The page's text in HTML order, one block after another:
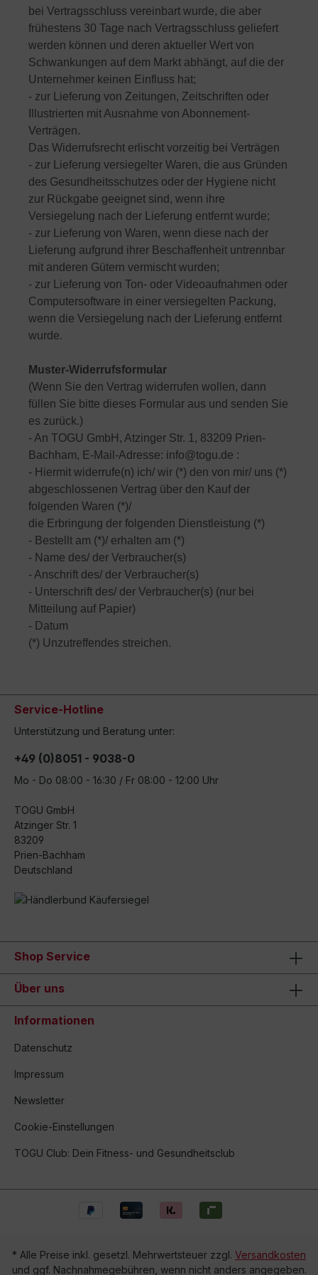
bei Vertragsschluss vereinbart wurde, die aber
frühestens 30 Tage nach Vertragsschluss geliefert
werden können und deren aktueller Wert von
Schwankungen auf dem Markt abhängt, auf die der
Unternehmer keinen Einfluss hat;
- zur Lieferung von Zeitungen, Zeitschriften oder
Illustrierten mit Ausnahme von Abonnement-
Verträgen.
Das Widerrufsrecht erlischt vorzeitig bei Verträgen
- zur Lieferung versiegelter Waren, die aus Gründen
des Gesundheitsschutzes oder der Hygiene nicht
zur Rückgabe geeignet sind, wenn ihre
Versiegelung nach der Lieferung entfernt wurde;
- zur Lieferung von Waren, wenn diese nach der
Lieferung aufgrund ihrer Beschaffenheit untrennbar
mit anderen Gütern vermischt wurden;
- zur Lieferung von Ton- oder Videoaufnahmen oder
Computersoftware in einer versiegelten Packung,
wenn die Versiegelung nach der Lieferung entfernt
wurde.
Muster-Widerrufsformular
(Wenn Sie den Vertrag widerrufen wollen, dann
füllen Sie bitte dieses Formular aus und senden Sie
es zurück.)
- An TOGU GmbH, Atzinger Str. 1, 83209 Prien-
Bachham, E-Mail-Adresse: info@togu.de :
- Hiermit widerrufe(n) ich/ wir (*) den von mir/ uns (*)
abgeschlossenen Vertrag über den Kauf der
folgenden Waren (*)/
die Erbringung der folgenden Dienstleistung (*)
- Bestellt am (*)/ erhalten am (*)
- Name des/ der Verbraucher(s)
- Anschrift des/ der Verbraucher(s)
- Unterschrift des/ der Verbraucher(s) (nur bei
Mitteilung auf Papier)
- Datum
(*) Unzutreffendes streichen.
Service-Hotline
Unterstützung und Beratung unter:
+49 (0)8051 - 9038-0
Mo - Do 08:00 - 16:30 / Fr 08:00 - 12:00 Uhr
TOGU GmbH
Atzinger Str. 1
83209
Prien-Bachham
Deutschland
Shop Service
Über uns
Informationen
Datenschutz
Impressum
Newsletter
Cookie-Einstellungen
TOGU Club: Dein Fitness- und Gesundheitsclub
* Alle Preise inkl. gesetzl. Mehrwertsteuer zzgl. Versandkosten
und ggf. Nachnahmegebühren, wenn nicht anders angegeben.